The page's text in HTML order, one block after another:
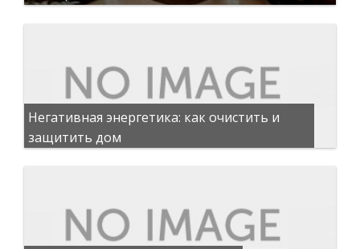
Негативная энергетика: как очистить и
защитить дом